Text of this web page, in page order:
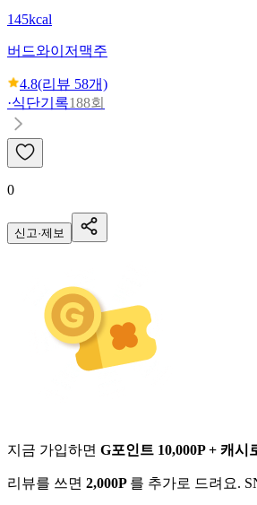
145kcal
버드와이저 맥주
4.8(리뷰 58개)
·식단기록188회
0
신고·제보
지금 가입하면 G포인트 10,000P + 캐시
리뷰를 쓰면 2,000P 를 추가로 드려요.